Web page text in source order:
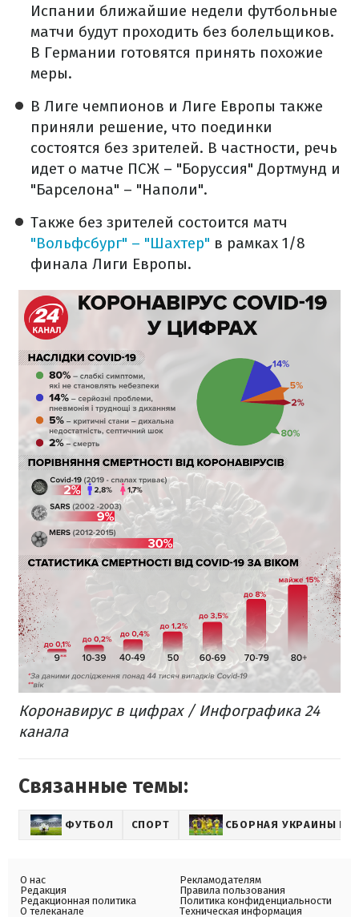
Испании ближайшие недели футбольные
матчи будут проходить без болельщиков.
В Германии готовятся принять похожие
меры.
В Лиге чемпионов и Лиге Европы также
приняли решение, что поединки
состоятся без зрителей. В частности, речь
идет о матче ПСЖ – "Боруссия" Дортмунд и
"Барселона" – "Наполи".
Также без зрителей состоится матч
"Вольфсбург" – "Шахтер" в рамках 1/8
финала Лиги Европы.
Коронавирус в цифрах / Инфографика 24
канала
Связанные темы:
ФУТБОЛ СПОРТ СБОРНАЯ УКРАИНЫ
О нас
Редакция
Редакционная политика
О телеканале
Рекламодателям
Правила пользования
Политика конфиденциальности
Техническая информация